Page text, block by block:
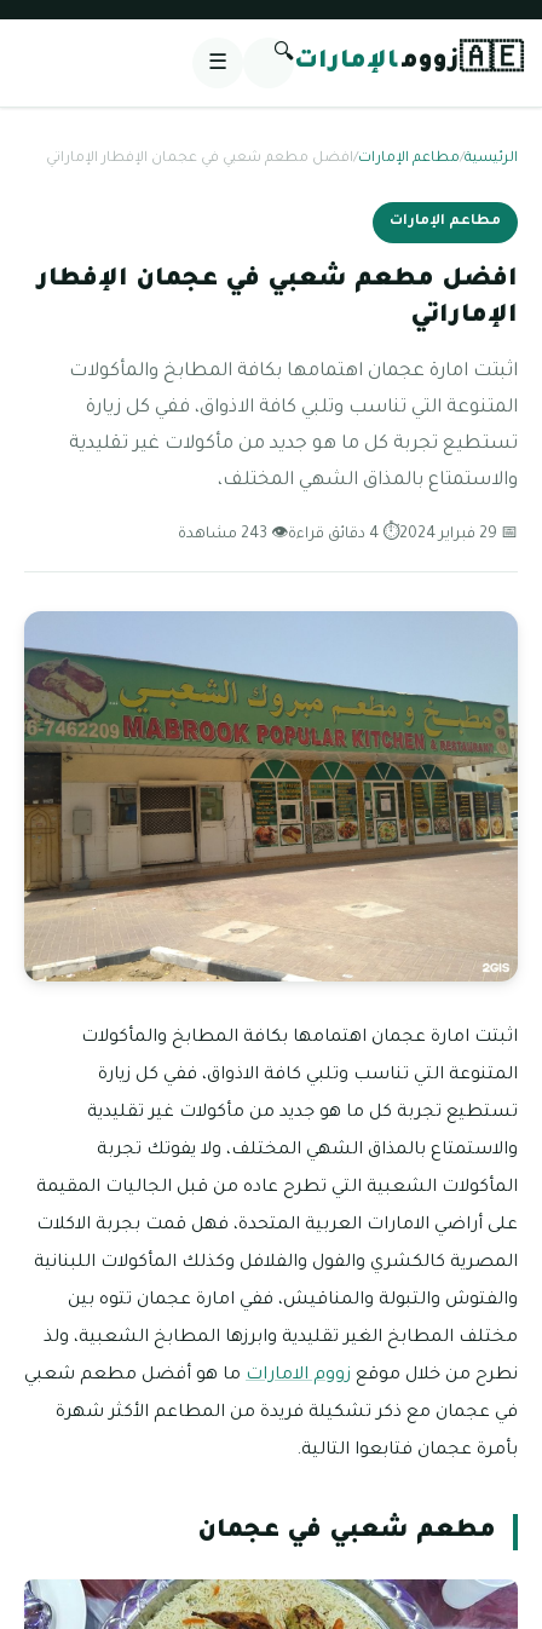
🇦🇪زوومالإمارات🔍
☰
الرئيسية/مطاعم الإمارات/افضل مطعم شعبي في عجمان الإفطار الإماراتي
مطاعم الإمارات
افضل مطعم شعبي في عجمان الإفطار
الإماراتي
اثبتت امارة عجمان اهتمامها بكافة المطابخ والمأكولات
المتنوعة التي تناسب وتلبي كافة الاذواق، ففي كل زيارة
تستطيع تجربة كل ما هو جديد من مأكولات غير تقليدية
والاستمتاع بالمذاق الشهي المختلف،
📅 29 فبراير 2024 ⏱ 4 دقائق قراءة 👁 243 مشاهدة
اثبتت امارة عجمان اهتمامها بكافة المطابخ والمأكولات
المتنوعة التي تناسب وتلبي كافة الاذواق، ففي كل زيارة
تستطيع تجربة كل ما هو جديد من مأكولات غير تقليدية
والاستمتاع بالمذاق الشهي المختلف، ولا يفوتك تجربة
المأكولات الشعبية التي تطرح عاده من قبل الجاليات المقيمة
على أراضي الامارات العربية المتحدة، فهل قمت بجربة الاكلات
المصرية كالكشري والفول والفلافل وكذلك المأكولات اللبنانية
والفتوش والتبولة والمناقيش، ففي امارة عجمان تتوه بين
مختلف المطابخ الغير تقليدية وابرزها المطابخ الشعبية، ولذ
نطرح من خلال موقع زووم الامارات ما هو أفضل مطعم شعبي
في عجمان مع ذكر تشكيلة فريدة من المطاعم الأكثر شهرة
بأمرة عجمان فتابعوا التالية.
مطعم شعبي في عجمان